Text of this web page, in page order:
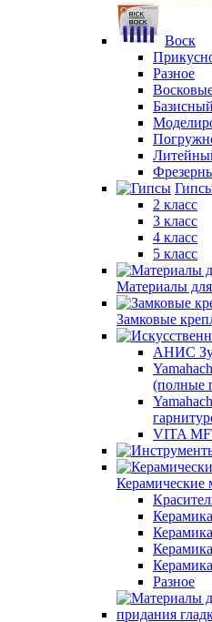
Воск
Разное
Базисный
2 класс
3 класс
4 класс
5 класс
Материалы
Замковые
АНИС
(полные
VITA
Керамические
Разное